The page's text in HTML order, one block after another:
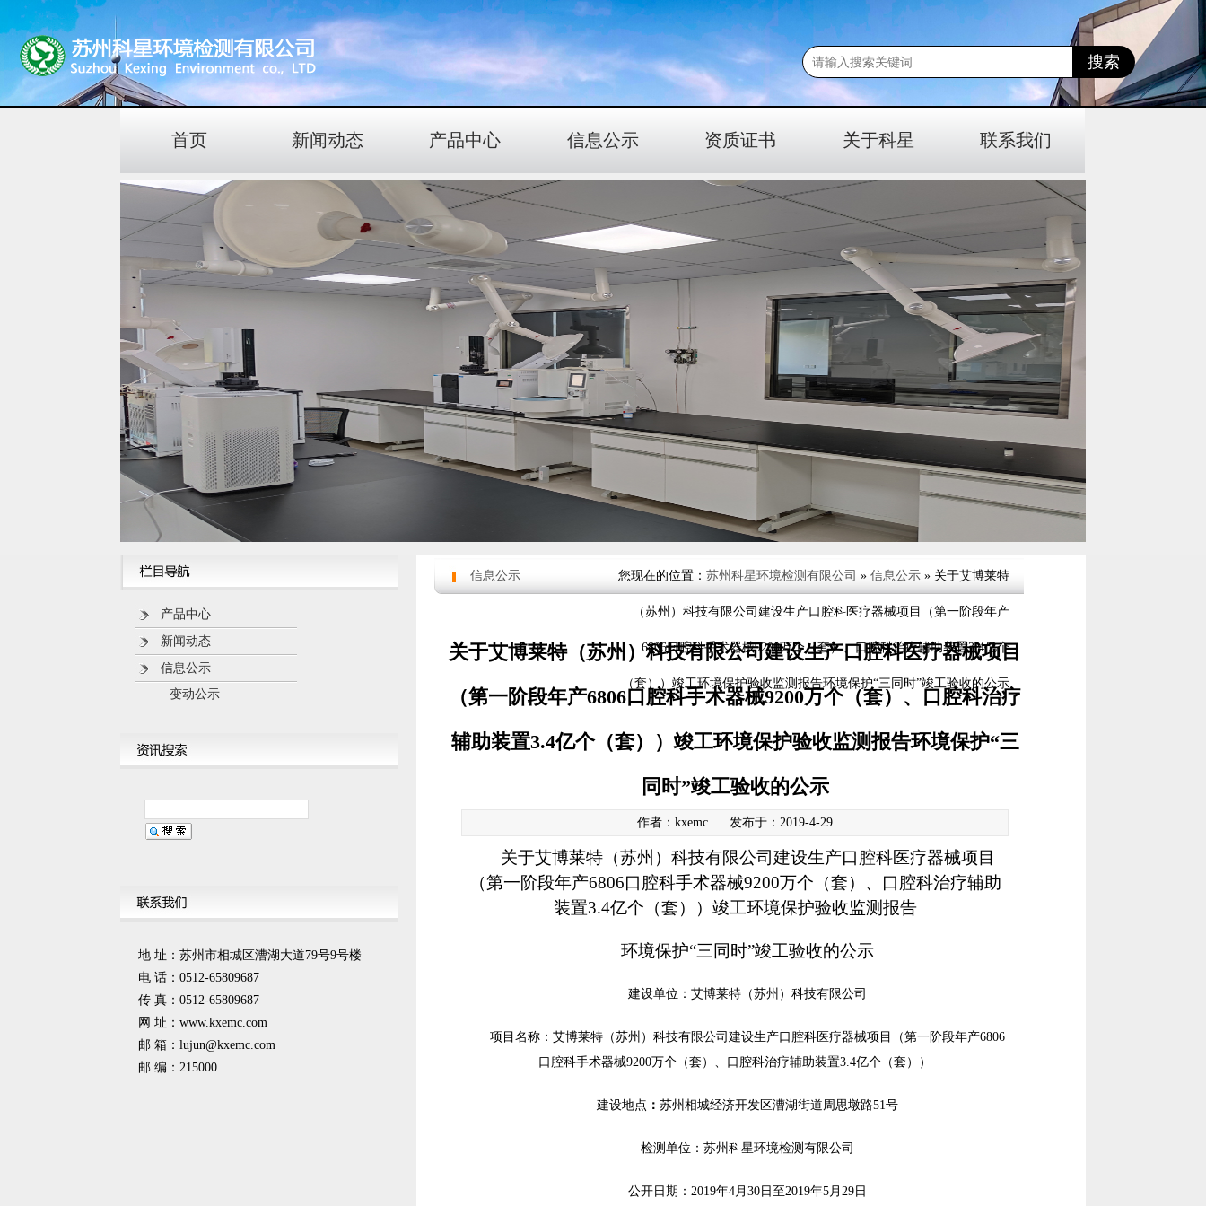
首页 新闻动态 产品中心 信息公示 资质证书 关于科星 联系我们
产品中心
新闻动态
信息公示
变动公示
地 址：苏州市相城区漕湖大道79号9号楼
电 话：0512-65809687
传 真：0512-65809687
网 址：www.kxemc.com
邮 箱：lujun@kxemc.com
邮 编：215000
信息公示 您现在的位置： 苏州科星环境检测有限公司 » 信息公示» 关于艾博莱特
（苏州）科技有限公司建设生产口腔科医疗器械项目（第一阶段年产
6806口腔科手术器械9200万个（套）、口腔科治疗辅助装置3.4亿个
（套））竣工环境保护验收监测报告环境保护“三同时”竣工验收的公示
关于艾博莱特（苏州）科技有限公司建设生产口腔科医疗器械项目
（第一阶段年产6806口腔科手术器械9200万个（套）、口腔科治疗
辅助装置3.4亿个（套））竣工环境保护验收监测报告环境保护“三
同时”竣工验收的公示
作者：kxemc 发布于：2019-4-29
关于艾博莱特（苏州）科技有限公司建设生产口腔科医疗器械项目
（第一阶段年产6806口腔科手术器械9200万个（套）、口腔科治疗辅助
装置3.4亿个（套）） 竣工环境保护验收监测报告
环境保护“三同时”竣工验收的公示
建设单位：艾博莱特（苏州）科技有限公司
项目名称：艾博莱特（苏州）科技有限公司建设生产口腔科医疗器械项目（第一阶段年产6806
口腔科手术器械9200万个（套）、口腔科治疗辅助装置3.4亿个（套））
建设地点 ：苏州相城经济开发区漕湖街道周思墩路51号
检测单位：苏州科星环境检测有限公司
公开日期：2019年4月30日至2019年5月29日